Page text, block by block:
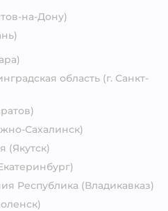
на-Дону)
область (г. Санкт-
Сахалинск)
(Якутск)
Республика (Владикавказ)